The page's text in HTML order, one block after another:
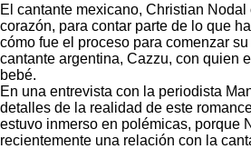
El cantante mexicano, Christian Nodal
corazón, para contar parte de lo que
cómo fue el proceso para comenzar
cantante argentina, Cazzu, con quien
bebé.
En una entrevista con la periodista
detalles de la realidad de este
estuvo inmerso en polémicas, porque
recientemente una relación con la